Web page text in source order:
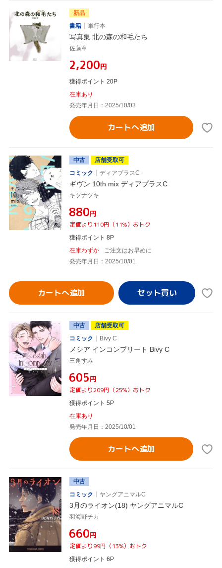
新品
書籍
単行本
写真集 北の森の和毛たち
佐藤章
¥2,200円
獲得ポイント 20P
在庫あり
発売年月日：2025/10/03
カートへ追加
中古
店舗受取可
コミック
ディアプラスC
ギヴン 10th mix ディアプラスC
キヅナツキ
¥880円
定価より110円（11%）おトク
獲得ポイント 8P
在庫わずか
ご注文はお早めに
発売年月日：2025/10/01
カートへ追加
中古
店舗受取可
コミック
Bivy C
メシア インコンプリート Bivy C
三角すみ
¥605円
定価より209円（25%）おトク
獲得ポイント 5P
在庫あり
発売年月日：2025/10/01
カートへ追加
中古
コミック
ヤングアニマルC
3月のライオン(18) ヤングアニマルC
羽海野チカ
¥660円
定価より99円（13%）おトク
獲得ポイント 6P